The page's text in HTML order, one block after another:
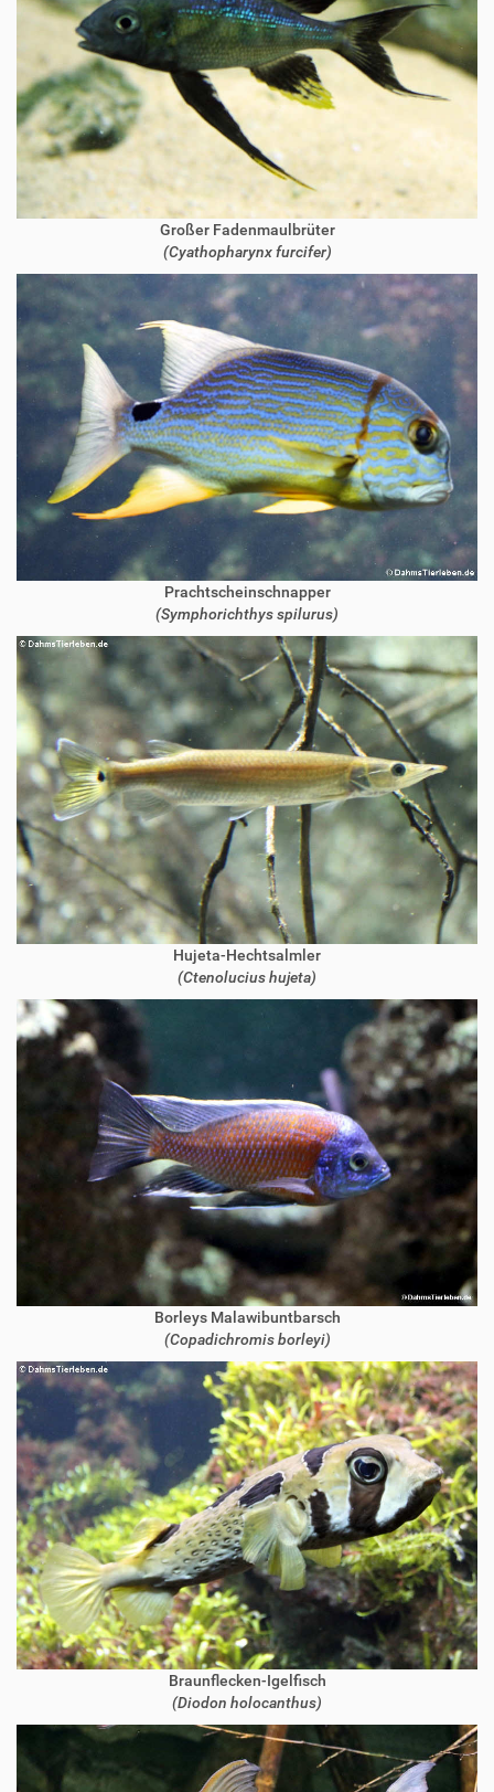
Großer Fadenmaulbrüter
(Cyathopharynx furcifer)
Prachtscheinschnapper
(Symphorichthys spilurus)
Hujeta-Hechtsalmler
(Ctenolucius hujeta)
Borleys Malawibuntbarsch
(Copadichromis borleyi)
Braunflecken-Igelfisch
(Diodon holocanthus)